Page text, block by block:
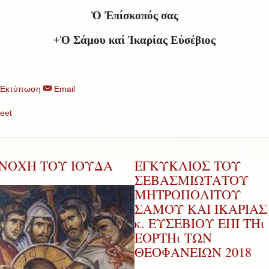
Ὁ Ἐπίσκοπός σας
+Ὁ Σάμου καί Ἰκαρίας Εὐσέβιος
Email
ΤΟΥ ΙΟΥΔΑ
ΕΓΚΥΚΛΙΟΣ ΤΟΥ
ΣΕΒΑΣΜΙΩΤΑΤΟΥ
ΜΗΤΡΟΠΟΛΙΤΟΥ
ΣΑΜΟΥ ΚΑΙ ΙΚΑΡΙΑΣ
κ. ΕΥΣΕΒΙΟΥ ΕΠΙ ΤΗι
ΕΟΡΤΗι ΤΩΝ
ΘΕΟΦΑΝΕΙΩΝ 2018